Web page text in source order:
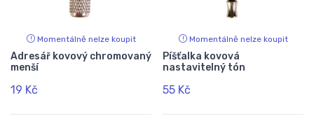
Momentálně nelze koupit
Adresář kovový chromovaný
menší
19 Kč
Momentálně nelze koupit
Píšťalka kovová
nastavitelný tón
55 Kč